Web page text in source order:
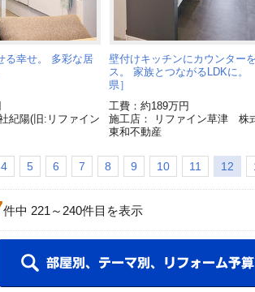
る幸せ。 多彩な居
紀陽(旧:リファイン
壁付けキッチンにカウンター
ス。 家族とつながるLDKに。
県］
工費：約189万円
施工店： リファイン草津 株
東和不動産
4 5 6 7 8 9 10 11 12
件中 221 ～ 240件目を表示